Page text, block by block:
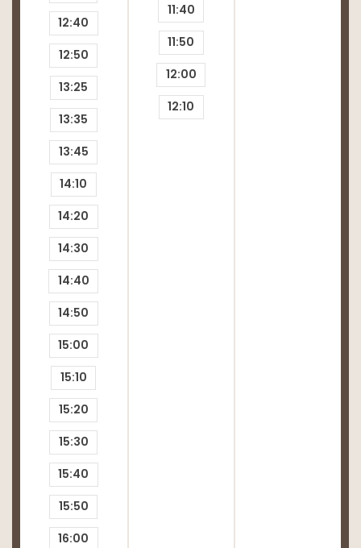
12:40
12:50
13:25
13:35
13:45
14:10
14:20
14:30
14:40
14:50
15:00
15:10
15:20
15:30
15:40
15:50
16:00
11:40
11:50
12:00
12:10